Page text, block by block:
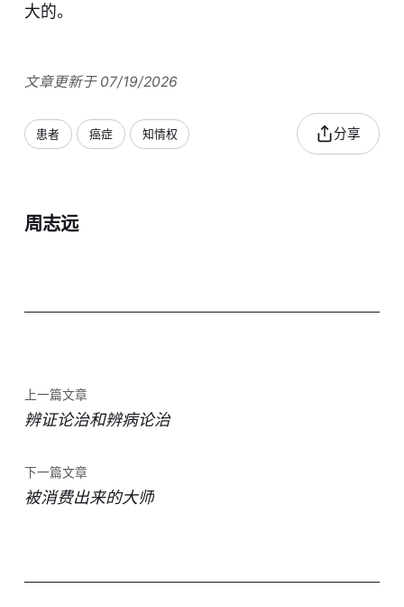
大的。
文章更新于 07/19/2026
患者 癌症 知情权 分享
周志远
上一篇文章
辨证论治和辨病论治
下一篇文章
被消费出来的大师